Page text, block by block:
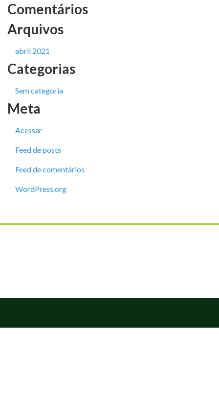
Comentários
Arquivos
abril 2021
Categorias
Sem categoria
Meta
Acessar
Feed de posts
Feed de comentários
WordPress.org